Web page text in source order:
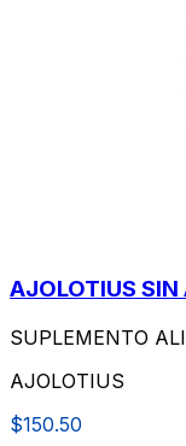
AJOLOTIUS
SUPLEMENTO
AJOLOTIUS
$150.50